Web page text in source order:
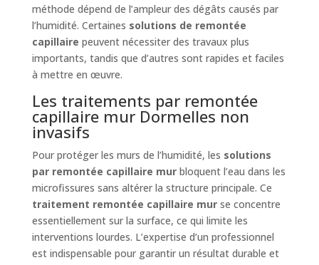
méthode dépend de l’ampleur des dégâts causés par
l’humidité. Certaines solutions de remontée
capillaire peuvent nécessiter des travaux plus
importants, tandis que d’autres sont rapides et faciles
à mettre en œuvre.
Les traitements par remontée
capillaire mur Dormelles non
invasifs
Pour protéger les murs de l’humidité, les solutions
par remontée capillaire murbloquent l’eau dans les
microfissures sans altérer la structure principale. Ce
traitement remontée capillaire murse concentre
essentiellement sur la surface, ce qui limite les
interventions lourdes. L’expertise d’un professionnel
est indispensable pour garantir un résultat durable et